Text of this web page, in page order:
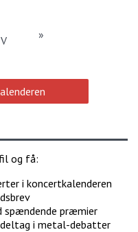
»
og få:
i koncertkalenderen
spændende præmier
i metal-debatter